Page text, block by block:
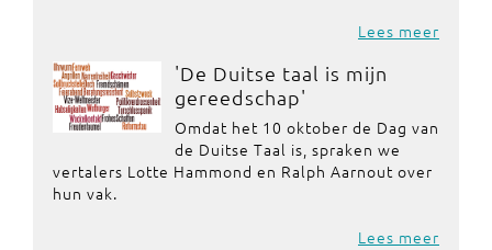
Lees meer
'De Duitse taal is mijn
gereedschap'
Omdat het 10 oktober de Dag van
de Duitse Taal is, spraken we
vertalers Lotte Hammond en Ralph Aarnout over
hun vak.
Lees meer